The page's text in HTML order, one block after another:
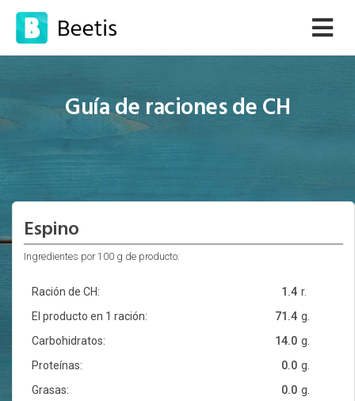
Guía de raciones de CH
Espino
Ingredientes por 100 g de producto:
Ración de CH: r.
1.4
El producto en 1 ración:
g.
71.4
Carbohidratos:
g.
14.0
Proteínas:
g.
0.0
Grasas:
g.
0.0